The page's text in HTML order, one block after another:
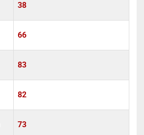
38
66
83
82
73